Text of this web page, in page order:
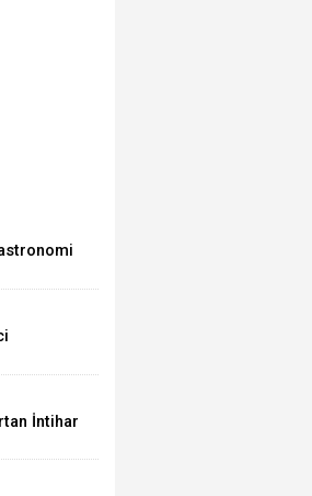
İntihar